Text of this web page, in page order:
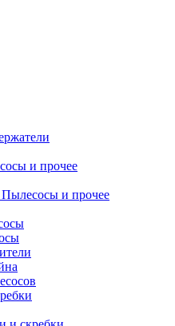
и прочее
и прочее